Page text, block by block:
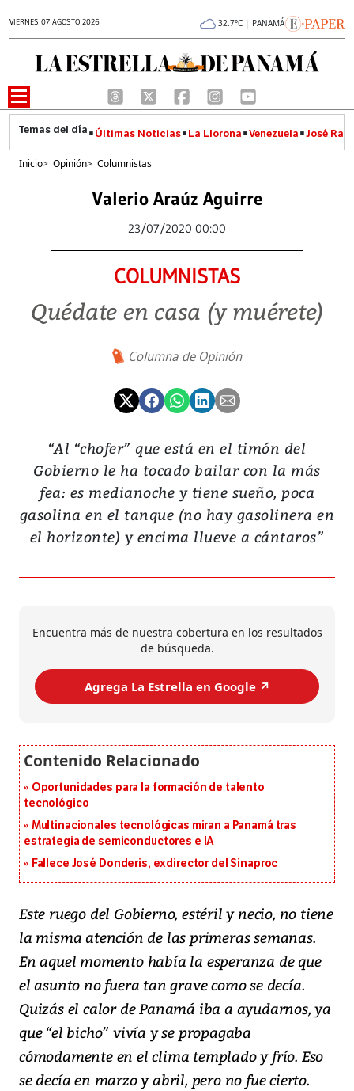
VIERNES 07 AGOSTO 2026 32.7°C | PANAMÁ
Últimas Noticias La Llorona Venezuela José
Inicio> Opinión> Columnistas
Valerio Araúz Aguirre
23/07/2020 00:00
COLUMNISTAS
Quédate en casa (y muérete)
Columna de Opinión
“Al “chofer” que está en el timón del
Gobierno le ha tocado bailar con la más
fea: es medianoche y tiene sueño, poca
gasolina en el tanque (no hay gasolinera en
el horizonte) y encima llueve a cántaros”
Encuentra más de nuestra cobertura en los resultados
de búsqueda.
Agrega La Estrella en Google ↗️
Oportunidades para la formación de talento
tecnológico
Multinacionales tecnológicas miran a Panamá tras
estrategia de semiconductores e IA
Fallece José Donderis, exdirector del Sinaproc
Este ruego del Gobierno, estéril y necio, no tiene
la misma atención de las primeras semanas.
En aquel momento había la esperanza de que
el asunto no fuera tan grave como se decía.
Quizás el calor de Panamá iba a ayudarnos, ya
que “el bicho” vivía y se propagaba
cómodamente en el clima templado y frío. Eso
se decía en marzo y abril, pero no fue cierto.